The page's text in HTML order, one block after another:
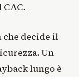
che decide il
Un
lungo è